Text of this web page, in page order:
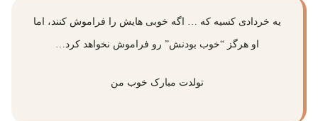
یه خردادی كسیه كه … اگه خوبی هایش را فراموش كنند، اما
او هرگز “خوب بودنش” رو فراموش نخواهد كرد…
تولدت مبارک خوب من